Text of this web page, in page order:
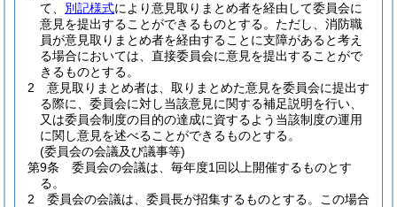
て、 別記様式により意見取りまとめ者を経由して委員会に
意見を提出することができるものとする。 ただし、消防職
員が意見取りまとめ者を経由することに支障があると考え
る場合においては、直接委員会に意見を提出することがで
きるものとする。
2
意見取りまとめ者は、取りまとめた意見を委員会に提出す
る際に、委員会に対し当該意見に関する補足説明を行い、
又は委員会制度の目的の達成に資するよう当該制度の運用
に関し意見を述べることができるものとする。
(委員会の会議及び議事等)
第9条
委員会の会議は、毎年度1回以上開催するものとす
る。
2
委員会の会議は、委員長が招集するものとする。
この場合